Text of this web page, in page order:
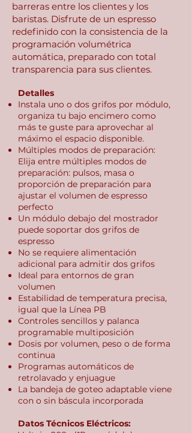
barreras entre los clientes y los
baristas. Disfrute de un espresso
redefinido con la consistencia de la
programación volumétrica
automática, preparado con total
transparencia para sus clientes.
Detalles
Instala uno o dos grifos por módulo,
organiza tu bajo encimero como
más te guste para aprovechar al
máximo el espacio disponible.
Múltiples modos de preparación:
Elija entre múltiples modos de
preparación: pulsos, masa o
proporción de preparación para
ajustar el volumen de espresso
perfecto
Un módulo debajo del mostrador
puede soportar dos grifos de
espresso
No se requiere alimentación
adicional para admitir dos grifos
Ideal para entornos de gran
volumen
Estabilidad de temperatura precisa,
igual que la Línea PB
Controles sencillos y palanca
programable multiposición
Dosis por volumen, peso o de forma
continua
Programas automáticos de
retrolavado y enjuague
La bandeja de goteo adaptable viene
con o sin báscula incorporada
Datos Técnicos Eléctricos: